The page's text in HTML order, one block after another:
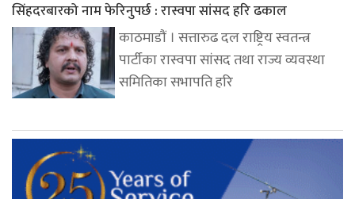
सिंहदरबारको नाम फेरिनुपर्छ : रास्वपा सांसद हरि ढकाल
काठमाडौं । सत्तारुढ दल राष्ट्रिय स्वतन्त्र
पार्टीका रास्वपा सांसद तथा राज्य व्यवस्था
समितिका सभापति हरि